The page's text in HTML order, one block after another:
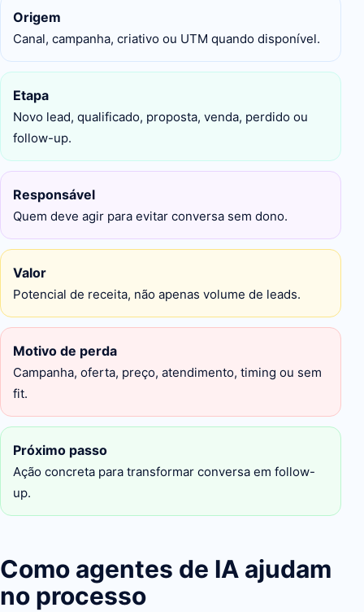
Origem
Canal, campanha, criativo ou UTM quando disponível.
Etapa
Novo lead, qualificado, proposta, venda, perdido ou
follow-up.
Responsável
Quem deve agir para evitar conversa sem dono.
Valor
Potencial de receita, não apenas volume de leads.
Motivo de perda
Campanha, oferta, preço, atendimento, timing ou sem
fit.
Próximo passo
Ação concreta para transformar conversa em follow-
up.
Como agentes de IA ajudam
no processo